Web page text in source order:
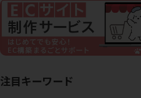
注目キーワード